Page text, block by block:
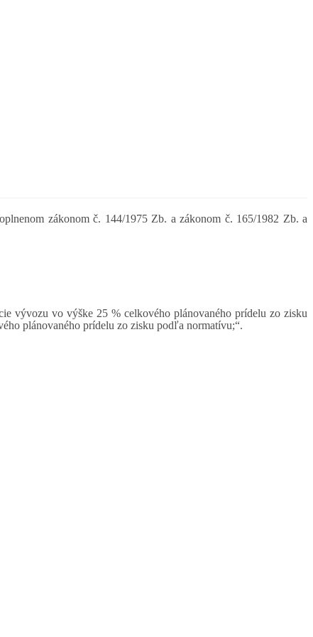
zákonom č. 144/1975 Zb. a zákonom č. 165/1982 Zb. a
vývozu vo výške 25 % celkového plánovaného prídelu zo zisku
plánovaného prídelu zo zisku podľa normatívu;“.